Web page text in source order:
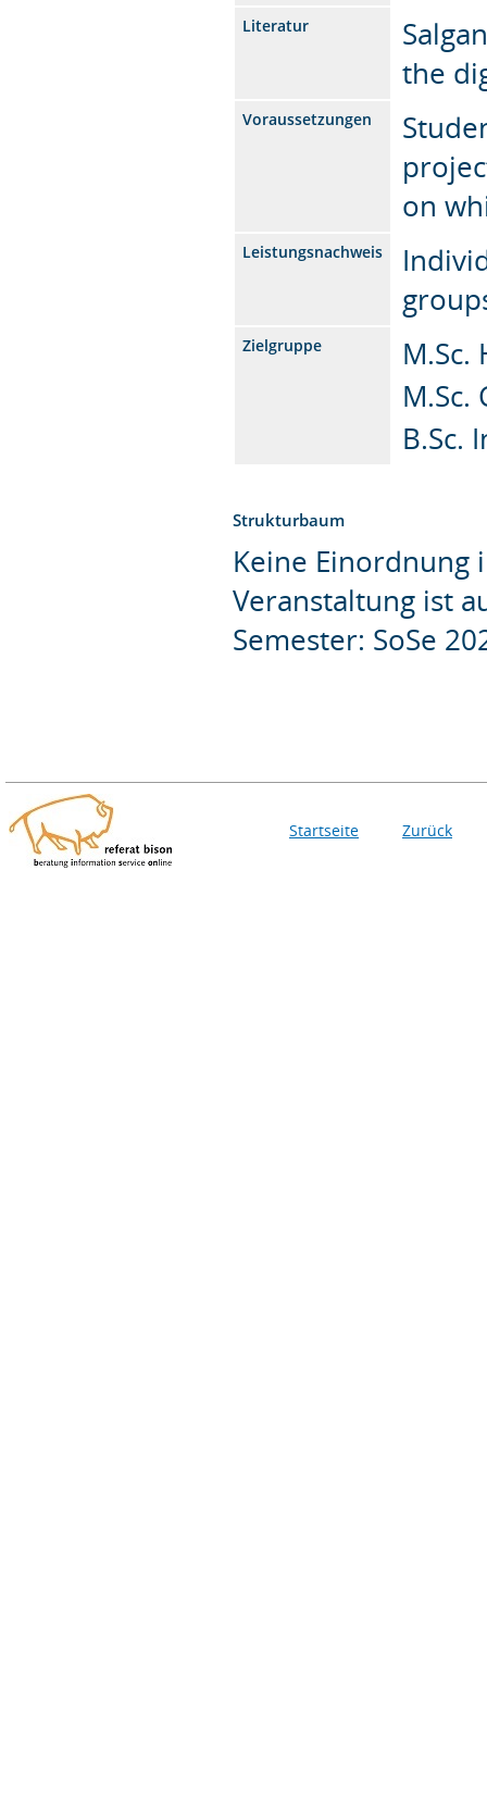
Literatur
the
Voraussetzungen
on
Leistungsnachweis
Zielgruppe
B.Sc.
Strukturbaum
Keine Einordnung
Veranstaltung ist
Semester: SoSe
Startseite Zurück